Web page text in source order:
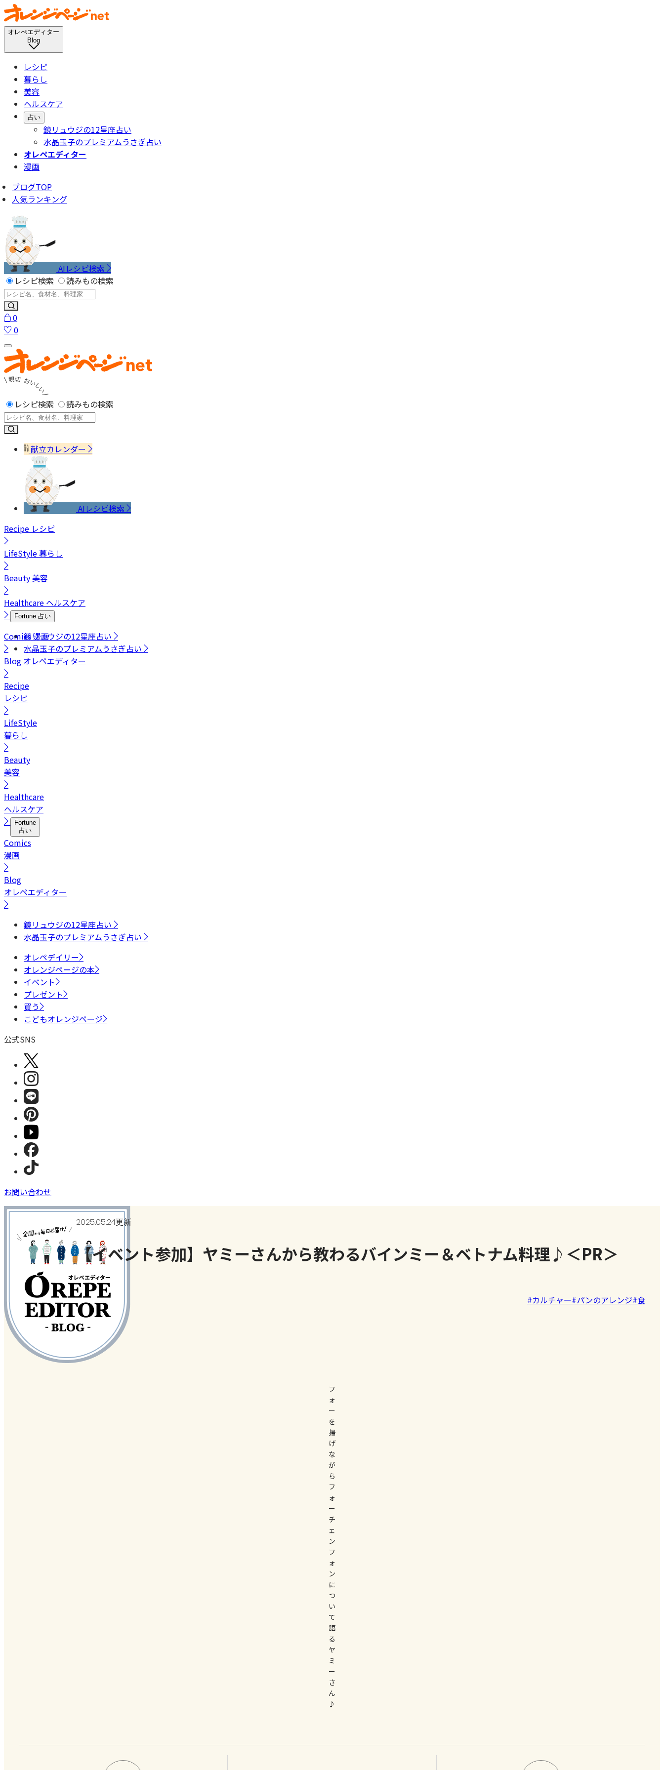
オレぺエディター
Blog
レシピ
暮らし
美容
ヘルスケア
占い
鏡リュウジの12星座占い
水晶玉子のプレミアムうさぎ占い
オレペエディター
漫画
ブログTOP
人気ランキング
AIレシピ検索
レシピ検索
読みもの検索
0
0
レシピ検索 読みもの検索
献立カレンダー
AIレシピ検索
Recipe レシピ
LifeStyle暮らし
Beauty美容
Healthcare ヘルスケア
Fortune 占い
鏡リュウジの12星座占い
水晶玉子のプレミアムうさぎ占い
Comics漫画
Blog オレペエディター
Recipe
レシピ
LifeStyle
暮らし
Beauty
美容
Healthcare
ヘルスケア
Fortune
占い
Comics
漫画
Blog
オレペエディター
鏡リュウジの12星座占い
水晶玉子のプレミアムうさぎ占い
オレペデイリー
オレンジページの本
イベント
プレゼント
買う
こどもオレンジページ
公式SNS
お問い合わせ
2025.05.24更新
【イベント参加】ヤミーさんから教わるバインミー＆ベトナム料理♪＜PR＞
今日、何作った？ #カルチャー#パンのアレンジ#食
フ
ォ
ー
を
揚
げ
な
が
ら
フ
ォ
ー
チ
ェ
ン
フ
ォ
ン
に
つ
い
て
語
る
ヤ
ミ
ー
さ
ん
♪